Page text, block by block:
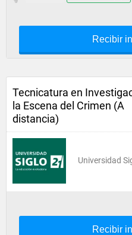
Recibir
Tecnicatura en
la Escena del Crimen (A
distancia)
Universidad
Recibir